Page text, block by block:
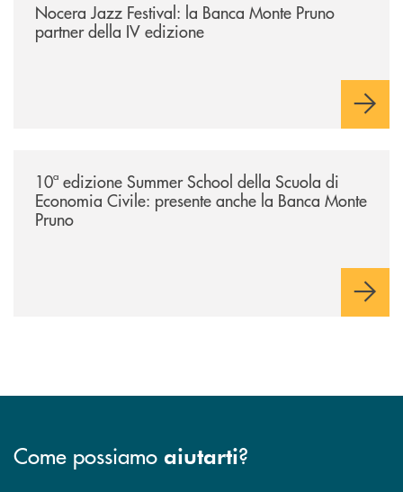
Nocera Jazz Festival: la Banca Monte Pruno
partner della IV edizione
10ª edizione Summer School della Scuola di
Economia Civile: presente anche la Banca Monte
Pruno
Come possiamo aiutarti?